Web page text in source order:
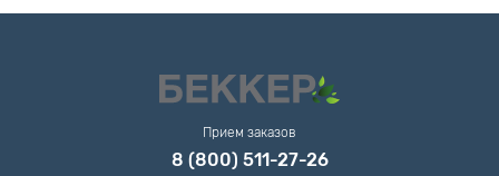
Прием заказов
8 (800) 511-27-26